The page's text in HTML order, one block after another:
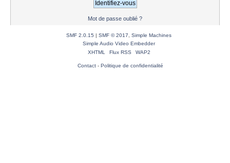
Mot de passe oublié ?
SMF 2.0.15 | SMF © 2017
Simple Machines
Simple Audio Video Embedder
XHTML
Flux RSS WAP2
Contact- Politique de confidentialité